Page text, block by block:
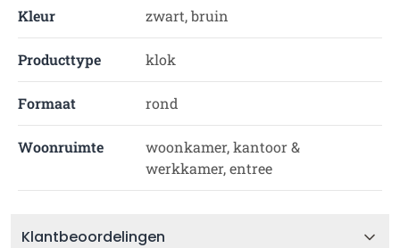
Kleur zwart, bruin
Producttype klok
Formaat rond
Woonruimte
woonkamer, kantoor &
werkkamer, entree
Klantbeoordelingen